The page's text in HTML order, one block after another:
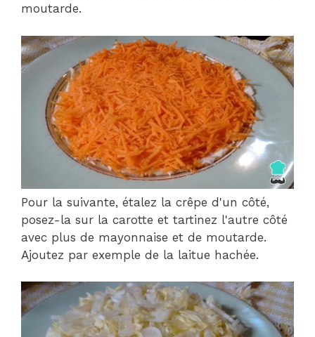
moutarde.
Pour la suivante, étalez la crêpe d'un côté,
posez-la sur la carotte et tartinez l'autre côté
avec plus de mayonnaise et de moutarde.
Ajoutez par exemple de la laitue hachée.